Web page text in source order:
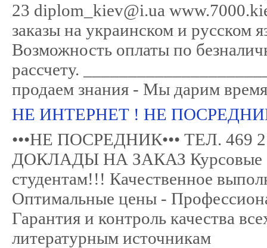
23 diplom_kiev@i.ua
заказы на украинском и русском
Возможность оплаты по
рассчету.
продаем знания - Мы дарим
НЕ ИНТЕРНЕТ ! НЕ
•••НЕ ПОСРЕДНИК••• ТЕЛ.
ДОКЛАДЫ НА ЗАКАЗ Курсовые
студентам!!! Качественное
Оптимальные цены -
Гарантия и контроль качества
литературным источникам